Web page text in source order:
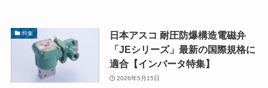
特集
日本アスコ 耐圧防爆構造電磁弁
「JEシリーズ」最新の国際規格に
適合【インバータ特集】
2026年5月15日